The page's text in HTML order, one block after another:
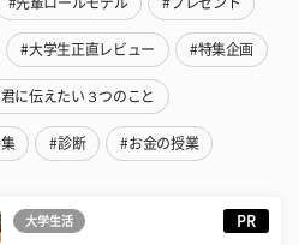
#先輩ロールモデル #プレゼント
#大学生正直レビュー #特集企画
に伝えたい３つのこと
#診断 #お金の授業
大学生活 PR